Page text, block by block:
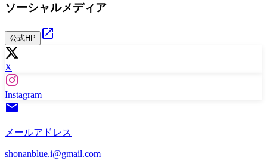
ソーシャルメディア
公式HP
X
Instagram
メールアドレス
shonanblue.i@gmail.com